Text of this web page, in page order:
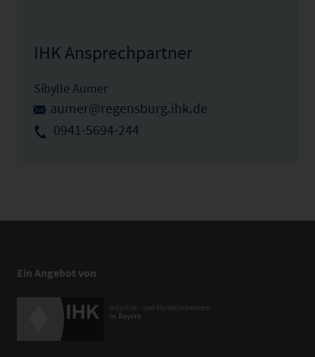
IHK Ansprechpartner
Sibylle Aumer
aumer@regensburg.ihk.de
0941-5694-244
Ein Angebot von